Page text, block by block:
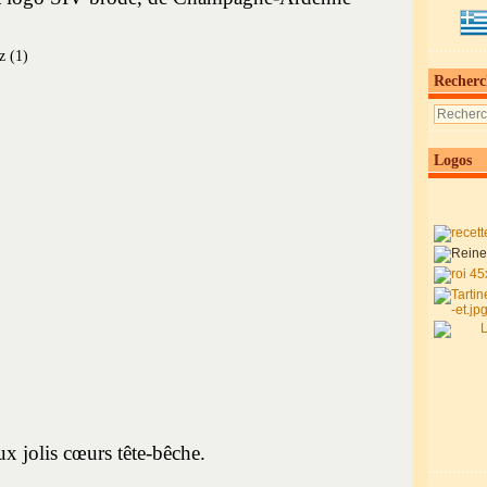
jolis cœurs tête-bêche.
Logos